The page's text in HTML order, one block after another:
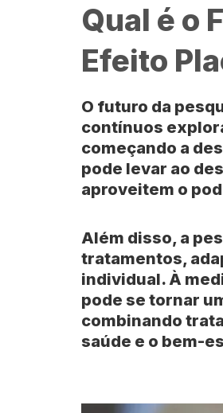
Qual é o
Efeito
O futuro da
contínuos
começando a
pode levar ao
aproveitem o
Além disso, a
tratamentos,
individual. À
pode se tornar
combinando
saúde e o bem-